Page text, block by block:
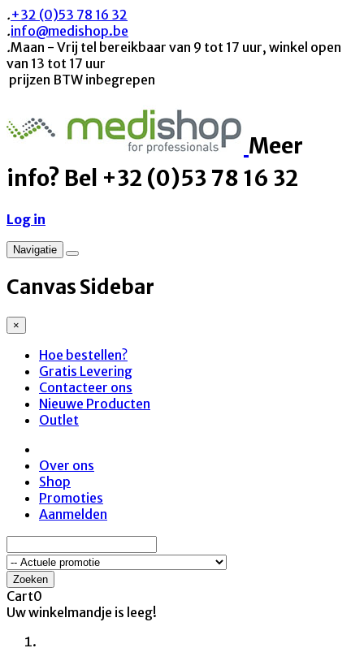
.+32 (0)53 78 16 32
.info@medishop.be
.Maan - Vrij tel bereikbaar van 9 tot 17 uur, winkel open
van 13 tot 17 uur
prijzen BTW inbegrepen
Meer
info? Bel +32 (0)53 78 16 32
Log in
Navigatie
Canvas Sidebar
×
Hoe bestellen?
Gratis Levering
Contacteer ons
Nieuwe Producten
Outlet
Over ons
Shop
Promoties
Aanmelden
Zoeken
Cart0
Uw winkelmandje is leeg!